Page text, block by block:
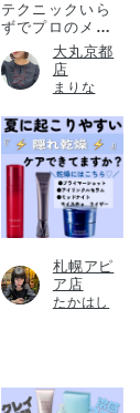
テクニックいら
ずでプロのメイ
ク仕上がりを✨
大丸京都
店
まりな
札幌アピ
ア店
たかはし